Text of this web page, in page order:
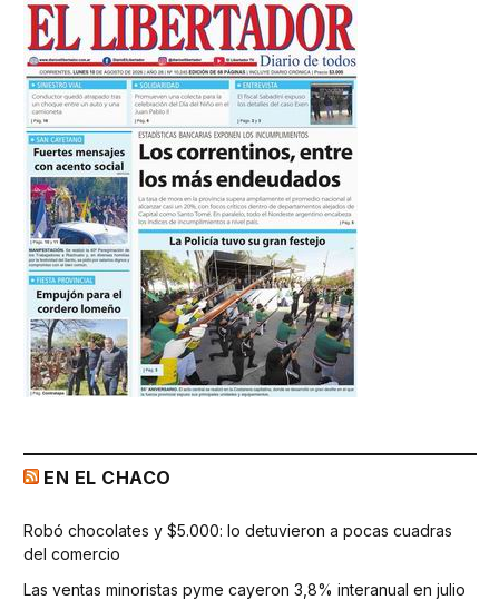
EN EL CHACO
Robó chocolates y $5.000: lo detuvieron a pocas cuadras
del comercio
Las ventas minoristas pyme cayeron 3,8% interanual en julio